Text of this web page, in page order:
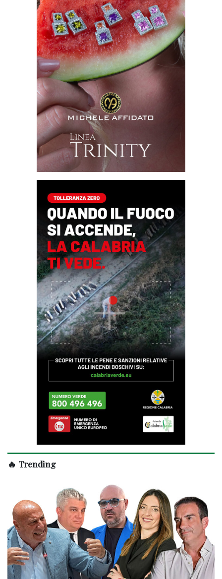
🔥 Trending